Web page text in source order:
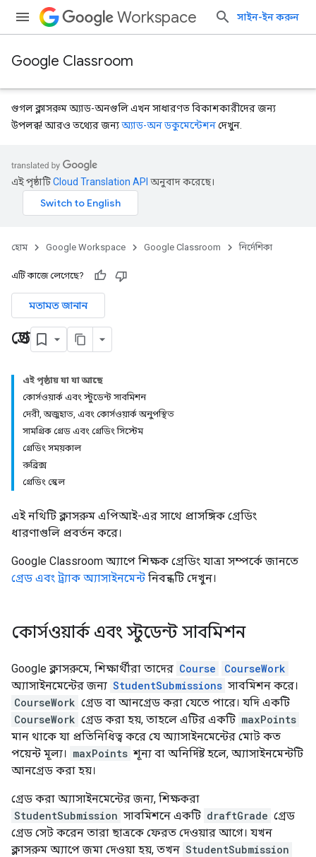
Workspace সাইন-ইন করুন
Google Classroom
গুগল ক্লাসরুম অ্যাড-অনগুলি এখন সাধারণত বিকাশকারীদের জন্য
উপলব্ধ! আরও তথ্যের জন্যঅ্যাড-অন ডকুমেন্টেশনদেখুন.
এই পৃষ্ঠাটিCloud Translation API অনুবাদ করেছে।
হোম Google Workspace Google Classroom নির্দেশিকা
এটি কাজে লেগেছে?
মতামত জানান
গ্রেড
এই পৃষ্ঠায় যা যা আছে
কোর্সওয়ার্ক এবং স্টুডেন্ট সাবমিশন
দেরী, অজুহাত, এবং কোর্সওয়ার্ক অনুপস্থিত
সামগ্রিক গ্রেড এবং গ্রেডিং সিস্টেম
গ্রেডিং সময়কাল
রুব্রিক্স
গ্রেডিং স্কেল
এই নথিটি ক্লাসরুম এপিআই-এর সাথে প্রাসঙ্গিক গ্রেডিং
ধারণাগুলি প্রবর্তন করে।
Google Classroom অ্যাপে শিক্ষক গ্রেডিং যাত্রা সম্পর্কে জানতে
গ্রেড এবং ট্র্যাক অ্যাসাইনমেন্ট নিবন্ধটি দেখুন।
কোর্সওয়ার্ক এবং স্টুডেন্ট সাবমিশন
Google ক্লাসরুমে, শিক্ষার্থীরা তাদের Course
CourseWork
অ্যাসাইনমেন্টের জন্য StudentSubmissions সাবমিশন করে।
CourseWork গ্রেড বা আনগ্রেড করা যেতে পারে। যদি একটি
CourseWork গ্রেড করা হয়, তাহলে এটির একটি maxPoints
মান থাকে যা প্রতিনিধিত্ব করে যে অ্যাসাইনমেন্টের মোট কত
পয়েন্ট মূল্য। maxPoints শূন্য বা অনির্দিষ্ট হলে, অ্যাসাইনমেন্টটি
আনগ্রেড করা হয়।
গ্রেড করা অ্যাসাইনমেন্টের জন্য, শিক্ষকরা
StudentSubmission সাবমিশনে একটি draftGrade গ্রেড
গ্রেড সেট করেন তারা ছাত্রকে ফেরত দেওয়ার আগে। যখন
ক্লাসরুম অ্যাপে জমা দেওয়া হয়, তখন StudentSubmission